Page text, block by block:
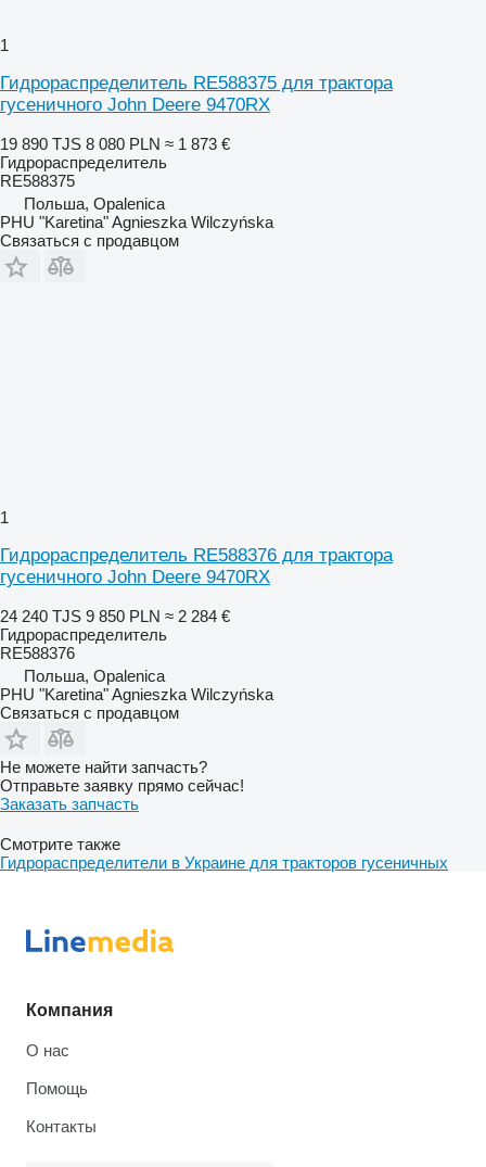
1
Гидрораспределитель RE588375 для трактора
гусеничного John Deere 9470RX
19 890 TJS 8 080 PLN ≈ 1 873 €
Гидрораспределитель
RE588375
Польша, Opalenica
PHU "Karetina" Agnieszka Wilczyńska
Связаться с продавцом
1
Гидрораспределитель RE588376 для трактора
гусеничного John Deere 9470RX
24 240 TJS 9 850 PLN ≈ 2 284 €
Гидрораспределитель
RE588376
Польша, Opalenica
PHU "Karetina" Agnieszka Wilczyńska
Связаться с продавцом
Не можете найти запчасть?
Отправьте заявку прямо сейчас!
Заказать запчасть
Смотрите также
Гидрораспределители в Украине для тракторов гусеничных
Компания
О нас
Помощь
Контакты